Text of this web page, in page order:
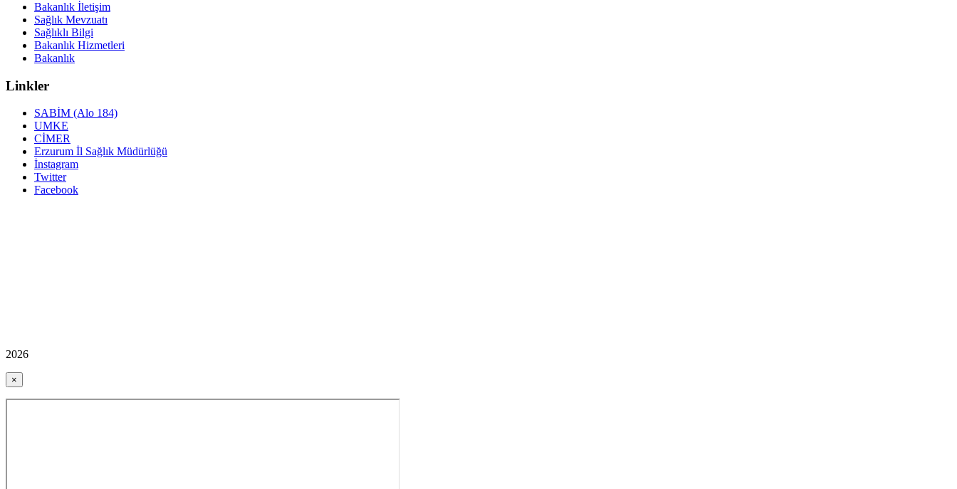
Bakanlık İletişim
Sağlık Mevzuatı
Sağlıklı Bilgi
Bakanlık Hizmetleri
Bakanlık
Linkler
SABİM (Alo 184)
UMKE
CİMER
Erzurum İl Sağlık Müdürlüğü
İnstagram
Twitter
Facebook
2026
×